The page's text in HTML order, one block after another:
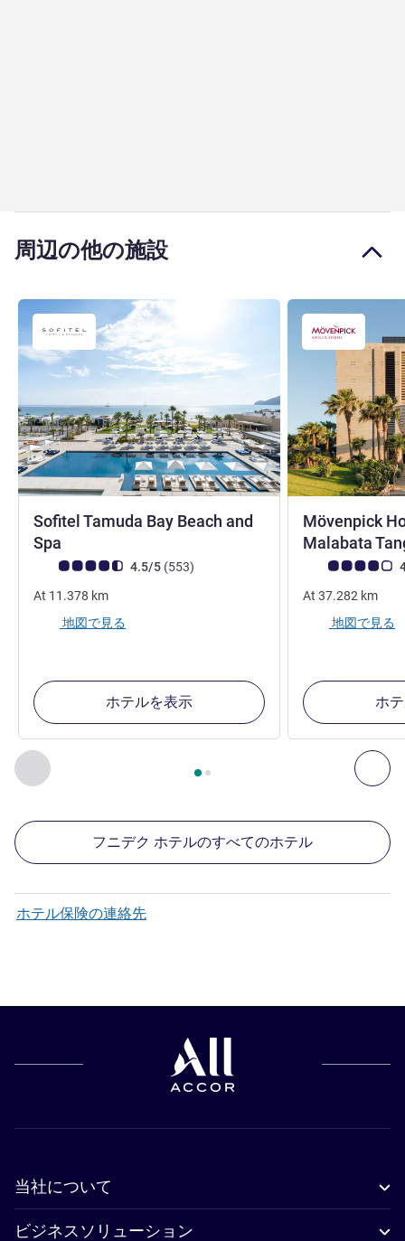
周辺の他の施設
前に戻る - 周辺の他の施設 次
2ページ中 , 周辺の他の施設 1 :, 周辺の他の施設 2
Sofitel Tamuda Bay Beach and
Spa
お客さまの声 (確認済みレビュー アコーホテルズ)
4.5/5 (553件のレビュー
)
At 11.378 km
地図で見る
ホテルを表示
Mövenpick
Malabata
お客さまの声 (
At 37.282 km
地図で見る
ホ
フニデク ホテルのすべてのホテル
ホテル保険の連絡先
当社について
ビジネスソリューション